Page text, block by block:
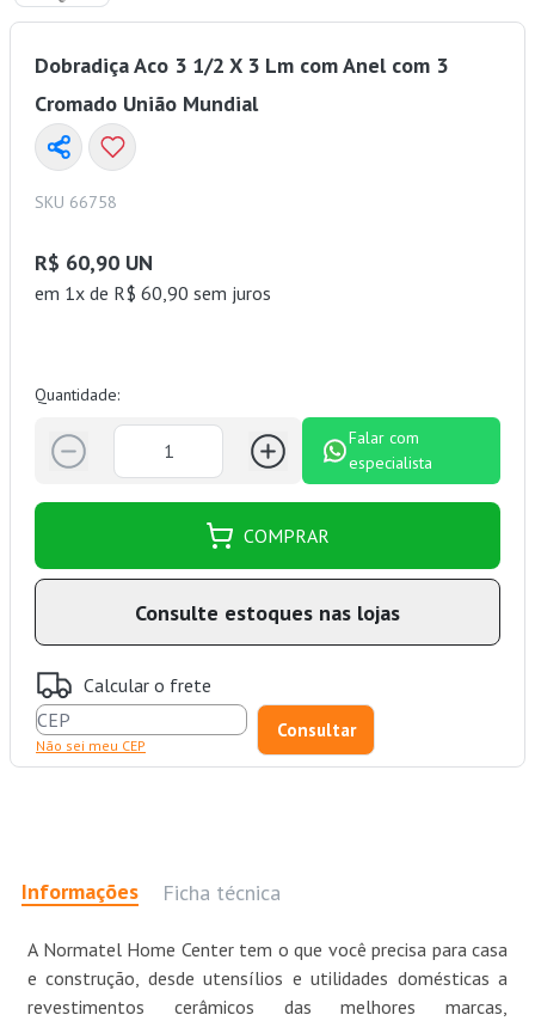
Dobradiça Aco 3 1/2 X 3 Lm com Anel com 3
Cromado União Mundial
SKU 66758
R$ 60,90 UN
em 1x de R$ 60,90 sem juros
Quantidade:
Falar com
especialista
COMPRAR
Consulte estoques nas lojas
Calcular o frete
Não sei meu CEP
Informações Ficha técnica
A Normatel Home Center tem o que você precisa para casa
e construção, desde utensílios e utilidades domésticas a
revestimentos cerâmicos das melhores marcas,